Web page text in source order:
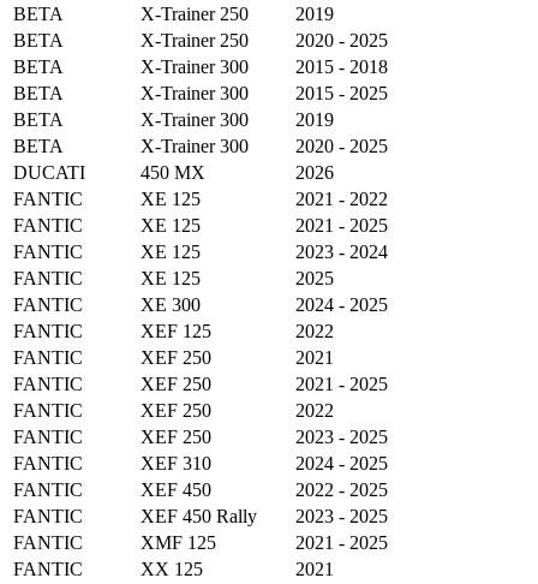
BETA
X-Trainer 250
2019
BETA
X-Trainer 250
2020 - 2025
BETA
X-Trainer 300
2015 - 2018
BETA
X-Trainer 300
2015 - 2025
BETA
X-Trainer 300
2019
BETA
X-Trainer 300
2020 - 2025
DUCATI
450 MX
2026
FANTIC
XE 125
2021 - 2022
FANTIC
XE 125
2021 - 2025
FANTIC
XE 125
2023 - 2024
FANTIC
XE 125
2025
FANTIC
XE 300
2024 - 2025
FANTIC
XEF 125
2022
FANTIC
XEF 250
2021
FANTIC
XEF 250
2021 - 2025
FANTIC
XEF 250
2022
FANTIC
XEF 250
2023 - 2025
FANTIC
XEF 310
2024 - 2025
FANTIC
XEF 450
2022 - 2025
FANTIC
XEF 450 Rally
2023 - 2025
FANTIC
XMF 125
2021 - 2025
FANTIC
XX 125
2021